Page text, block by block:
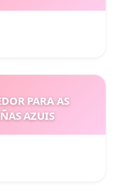
PARA AS
AZUIS